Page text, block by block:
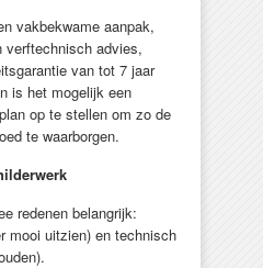
vakbekwame aanpak,
advies,
van tot 7 jaar
is het mogelijk een
op te stellen om zo de
te waarborgen.
redenen belangrijk:
mooi uitzien) en technisch